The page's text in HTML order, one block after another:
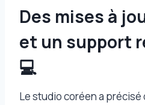
Des mises à
et un support
💻
Le studio coréen a précisé